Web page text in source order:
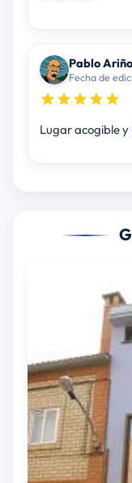
Pablo
Fecha de
Lugar acogible y